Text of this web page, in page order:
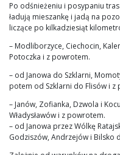
Po odśnieżeniu i posypaniu
ładują mieszankę i jadą na
liczące po kilkadziesiąt
– Modliborzyce, Ciechocin,
Potoczka i z powrotem.
– od Janowa do Szklarni,
potem od Szklarni do Flisów i z
– Janów, Zofianka, Dzwola i
Władysławów i z powrotem.
– od Janowa przez Wólkę
Godziszów, Andrzejów i Bilsko